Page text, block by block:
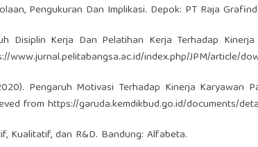
Pengukuran Dan Implikasi. Depok: PT Raja
Disiplin Kerja Dan Pelatihan Kerja Terhadap
www.jurnal.pelitabangsa.ac.id/index.php/JPM/article/
Pengaruh Motivasi Terhadap Kinerja Karyawan
from https://garuda.kemdikbud.go.id/documents/
Kualitatif, dan R&D. Bandung: Alfabeta.